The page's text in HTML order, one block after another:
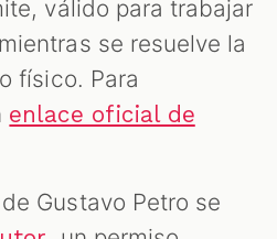
válido para trabajar
se resuelve la
físico. Para
enlace oficial de
Gustavo Petro se